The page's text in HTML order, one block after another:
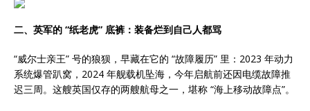
二、英军的 “纸老虎” 底裤：装备烂到自己人都骂
“威尔士亲王” 号的狼狈，早藏在它的 “故障履历” 里：2023 年动力
系统爆管趴窝，2024 年舰载机坠海，今年启航前还因电缆故障推
迟三周。这艘英国仅存的两艘航母之一，堪称 “海上移动故障点”。